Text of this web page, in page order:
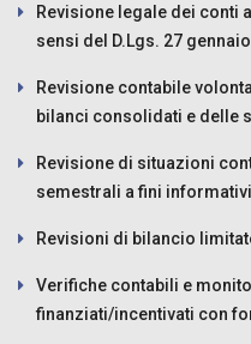
Revisione legale dei conti
sensi del D.Lgs. 27
Revisione contabile
bilanci consolidati e delle
Revisione di situazioni
semestrali a fini
Revisioni di bilancio
Verifiche contabili e
finanziati/incentivati con